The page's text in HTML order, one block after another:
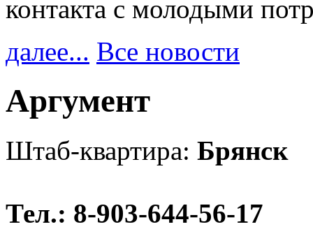
контакта с молодыми
далее... Все новости
Аргумент
Штаб-квартира: Брянск
Тел.: 8-903-644-56-17